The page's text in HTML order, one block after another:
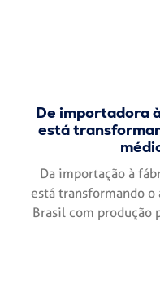
De importadora
está
Da importação à
está transformando o
Brasil com produção